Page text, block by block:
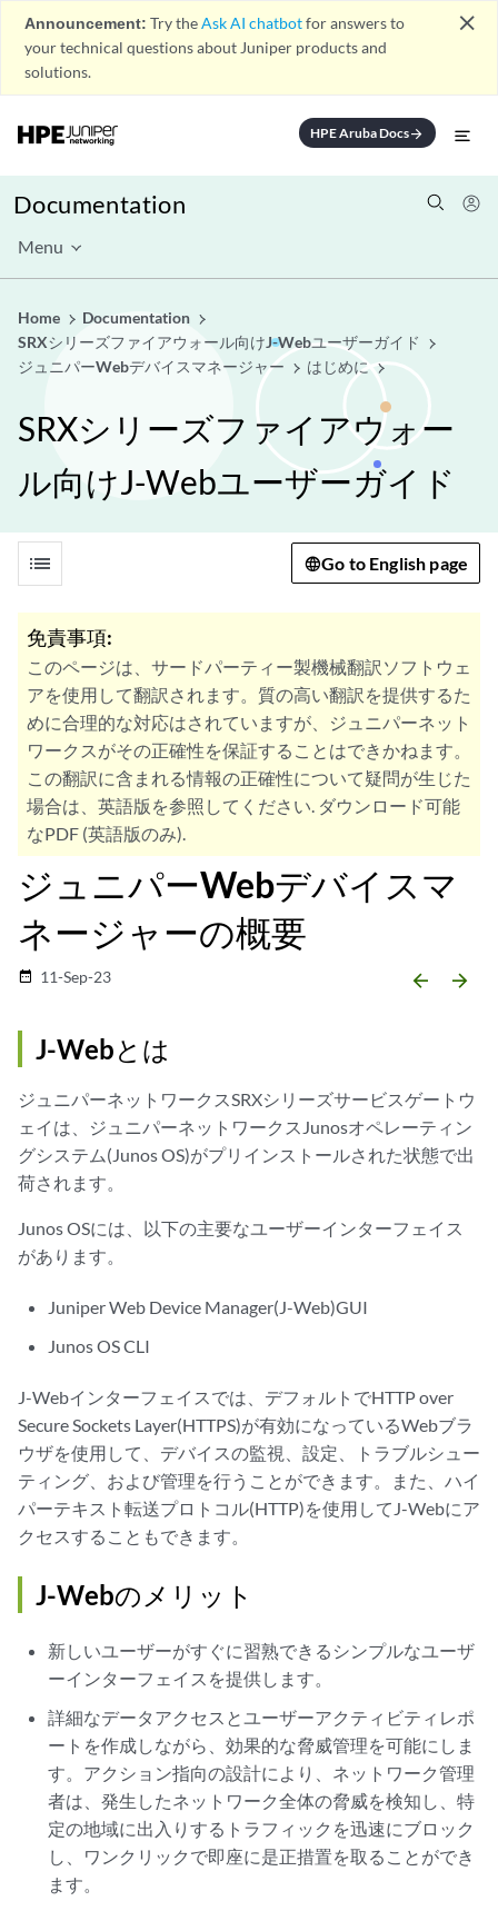
Announcement: Try theAsk AI chatbotfor answers to
your technical questions about Juniper products and
solutions.
close
HPE Aruba Docsarrow_forward
Documentation
Menu
Home
Documentation
SRXシリーズファイアウォール向けJ-Webユーザーガイド
ジュニパーWebデバイスマネージャー
はじめに
SRXシリーズファイアウォー
ル向けJ-Webユーザーガイド
list Go to English page
免責事項:
このページは、サードパーティー製機械翻訳ソフトウェ
アを使用して翻訳されます。質の高い翻訳を提供するた
めに合理的な対応はされていますが、ジュニパーネット
ワークスがその正確性を保証することはできかねます。
この翻訳に含まれる情報の正確性について疑問が生じた
場合は、英語版を参照してください. ダウンロード可能
なPDF (英語版のみ).
ジュニパーWebデバイスマ
ネージャーの概要
date_range 11-Sep-23 arrow_backward arrow_forward
J-Webとは
ジュニパーネットワークスSRXシリーズサービスゲートウ
ェイは、ジュニパーネットワークスJunosオペレーティン
グシステム(Junos OS)がプリインストールされた状態で出
荷されます。
Junos OSには、以下の主要なユーザーインターフェイス
があります。
Juniper Web Device Manager(J-Web)GUI
Junos OS CLI
J-Webインターフェイスでは、デフォルトでHTTP over
Secure Sockets Layer(HTTPS)が有効になっているWebブラ
ウザを使用して、デバイスの監視、設定、トラブルシュー
ティング、および管理を行うことができます。また、ハイ
パーテキスト転送プロトコル(HTTP)を使用してJ-Webにア
クセスすることもできます。
J-Webのメリット
新しいユーザーがすぐに習熟できるシンプルなユーザ
ーインターフェイスを提供します。
詳細なデータアクセスとユーザーアクティビティレポ
ートを作成しながら、効果的な脅威管理を可能にしま
す。アクション指向の設計により、ネットワーク管理
者は、発生したネットワーク全体の脅威を検知し、特
定の地域に出入りするトラフィックを迅速にブロック
し、ワンクリックで即座に是正措置を取ることができ
ます。